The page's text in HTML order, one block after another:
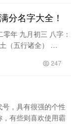
分名字大全！
年 九月初三 八字：
（五行诸全） …
247
，具有很强的个性
有些则喜欢使用霸